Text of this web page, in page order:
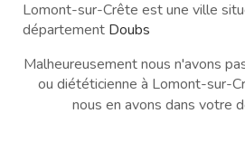
Lomont-sur-Crête est une ville
département Doubs
Malheureusement nous n'avons
ou diététicienne à Lomont-sur-
nous en avons dans votre